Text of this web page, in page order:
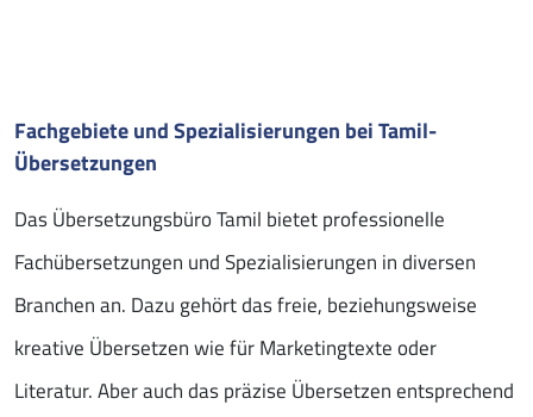
Fachgebiete und Spezialisierungen bei Tamil-
Übersetzungen
Das Übersetzungsbüro Tamil bietet professionelle
Fachübersetzungen und Spezialisierungen in diversen
Branchen an. Dazu gehört das freie, beziehungsweise
kreative Übersetzen wie für Marketingtexte oder
Literatur. Aber auch das präzise Übersetzen entsprechend